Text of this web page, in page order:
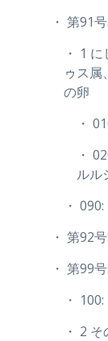
・ 第91
・ 1
ゥス属
の卵
・
・
ルル
・
・ 第92
・ 第99
・
・ 2